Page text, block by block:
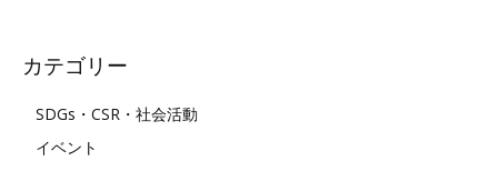
カテゴリー
SDGs・CSR・社会活動
イベント